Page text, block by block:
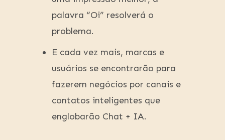
palavra “Oi” resolverá o
problema.
E cada vez mais, marcas e
usuários se encontrarão para
fazerem negócios por canais e
contatos inteligentes que
englobarão Chat + IA.